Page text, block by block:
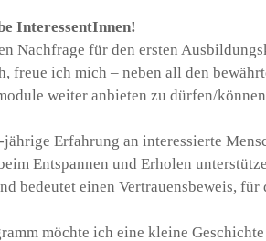
InteressentInnen!
Nachfrage für den ersten
freue ich mich – neben all den
weiter anbieten zu dürfen/
Erfahrung an interessierte
Entspannen und Erholen
bedeutet einen Vertrauensbeweis,
möchte ich eine kleine